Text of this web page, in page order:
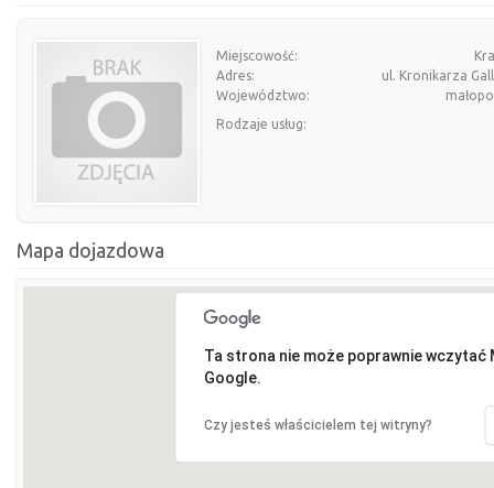
Miejscowość:
Adres:
ul. Kronikarza
Województwo:
Rodzaje usług:
Mapa dojazdowa
Ta strona nie może poprawnie wczytać
Google.
Czy jesteś właścicielem tej witryny?